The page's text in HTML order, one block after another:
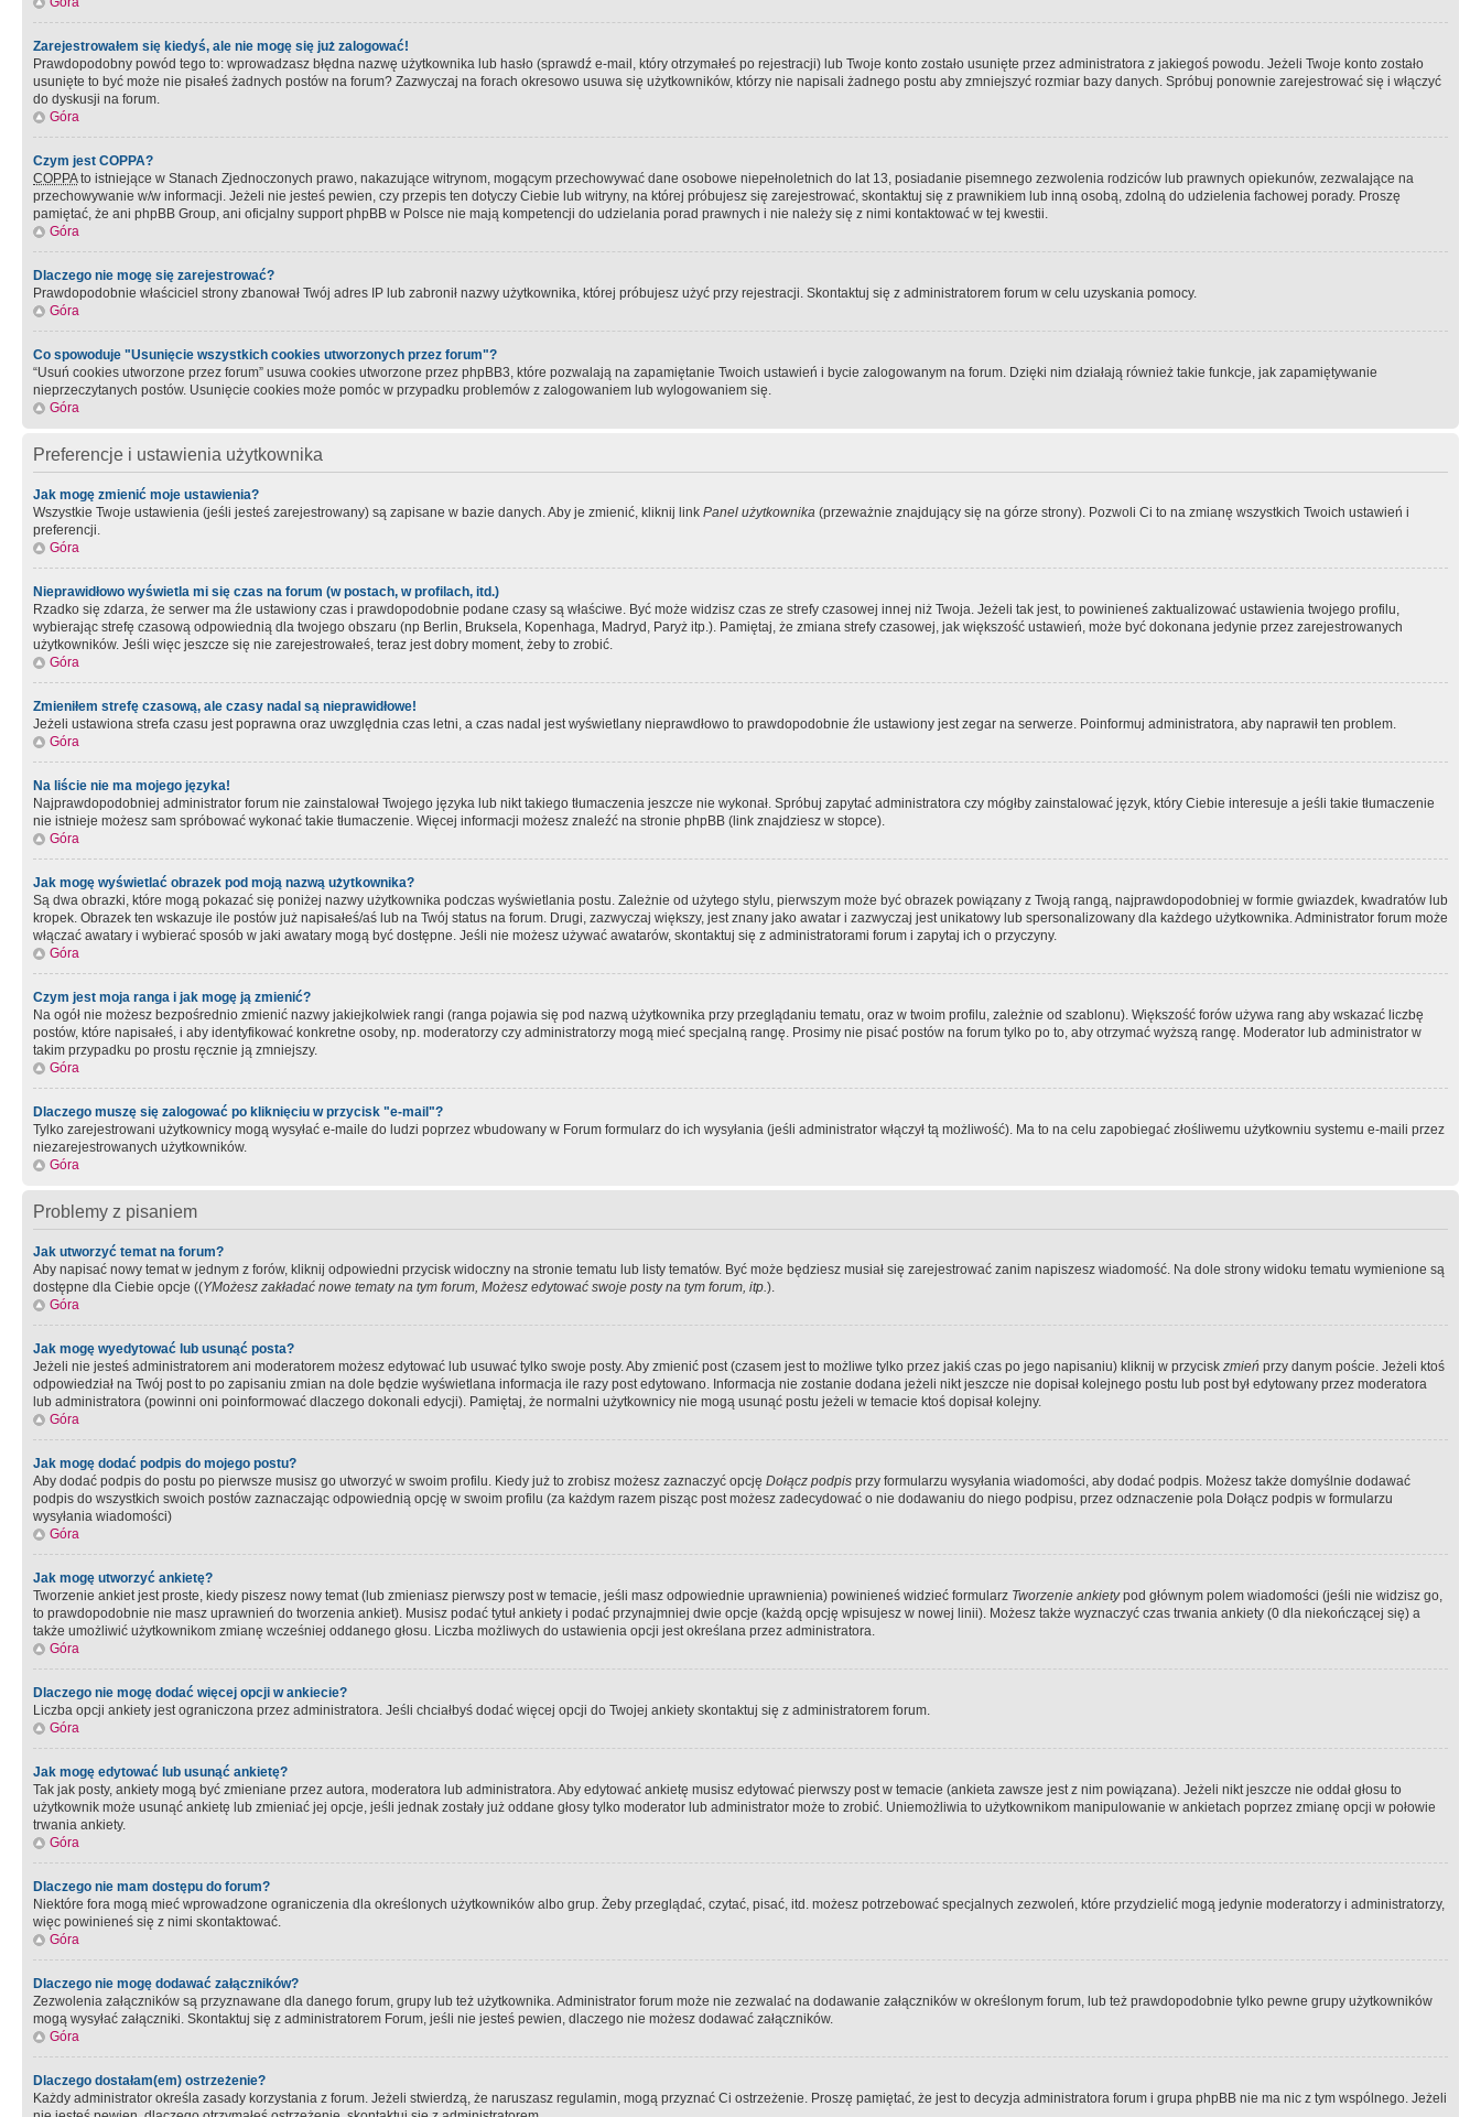
Zarejestrowałem się kiedyś, ale nie mogę się już zalogować!
Prawdopodobny powód tego to: wprowadzasz błędna nazwę użytkownika lub hasło (sprawdź e-mail, który otrzymałeś po rejestracji) lub Twoje konto zostało usunięte przez administratora z jakiegoś powodu. Jeżeli Twoje konto zostało
usunięte to być może nie pisałeś żadnych postów na forum? Zazwyczaj na forach okresowo usuwa się użytkowników, którzy nie napisali żadnego postu aby zmniejszyć rozmiar bazy danych. Spróbuj ponownie zarejestrować się i włączyć
do dyskusji na forum.
Góra
Czym jest COPPA?
COPPAto istniejące w Stanach Zjednoczonych prawo, nakazujące witrynom, mogącym przechowywać dane osobowe niepełnoletnich do lat 13, posiadanie pisemnego zezwolenia rodziców lub prawnych opiekunów, zezwalające na
przechowywanie w/w informacji. Jeżeli nie jesteś pewien, czy przepis ten dotyczy Ciebie lub witryny, na której próbujesz się zarejestrować, skontaktuj się z prawnikiem lub inną osobą, zdolną do udzielenia fachowej porady. Proszę
pamiętać, że ani phpBB Group, ani oficjalny support phpBB w Polsce nie mają kompetencji do udzielania porad prawnych i nie należy się z nimi kontaktować w tej kwestii.
Góra
Dlaczego nie mogę się zarejestrować?
Prawdopodobnie właściciel strony zbanował Twój adres IP lub zabronił nazwy użytkownika, której próbujesz użyć przy rejestracji. Skontaktuj się z administratorem forum w celu uzyskania pomocy.
Góra
Co spowoduje "Usunięcie wszystkich cookies utworzonych przez forum"?
“Usuń cookies utworzone przez forum” usuwa cookies utworzone przez phpBB3, które pozwalają na zapamiętanie Twoich ustawień i bycie zalogowanym na forum. Dzięki nim działają również takie funkcje, jak zapamiętywanie
nieprzeczytanych postów. Usunięcie cookies może pomóc w przypadku problemów z zalogowaniem lub wylogowaniem się.
Góra
Preferencje i ustawienia użytkownika
Jak mogę zmienić moje ustawienia?
Wszystkie Twoje ustawienia (jeśli jesteś zarejestrowany) są zapisane w bazie danych. Aby je zmienić, kliknij link Panel użytkownika (przeważnie znajdujący się na górze strony). Pozwoli Ci to na zmianę wszystkich Twoich ustawień i
preferencji.
Góra
Nieprawidłowo wyświetla mi się czas na forum (w postach, w profilach, itd.)
Rzadko się zdarza, że serwer ma źle ustawiony czas i prawdopodobnie podane czasy są właściwe. Być może widzisz czas ze strefy czasowej innej niż Twoja. Jeżeli tak jest, to powinieneś zaktualizować ustawienia twojego profilu,
wybierając strefę czasową odpowiednią dla twojego obszaru (np Berlin, Bruksela, Kopenhaga, Madryd, Paryż itp.). Pamiętaj, że zmiana strefy czasowej, jak większość ustawień, może być dokonana jedynie przez zarejestrowanych
użytkowników. Jeśli więc jeszcze się nie zarejestrowałeś, teraz jest dobry moment, żeby to zrobić.
Góra
Zmieniłem strefę czasową, ale czasy nadal są nieprawidłowe!
Jeżeli ustawiona strefa czasu jest poprawna oraz uwzględnia czas letni, a czas nadal jest wyświetlany nieprawdłowo to prawdopodobnie źle ustawiony jest zegar na serwerze. Poinformuj administratora, aby naprawił ten problem.
Góra
Na liście nie ma mojego języka!
Najprawdopodobniej administrator forum nie zainstalował Twojego języka lub nikt takiego tłumaczenia jeszcze nie wykonał. Spróbuj zapytać administratora czy mógłby zainstalować język, który Ciebie interesuje a jeśli takie tłumaczenie
nie istnieje możesz sam spróbować wykonać takie tłumaczenie. Więcej informacji możesz znaleźć na stronie phpBB (link znajdziesz w stopce).
Góra
Jak mogę wyświetlać obrazek pod moją nazwą użytkownika?
Są dwa obrazki, które mogą pokazać się poniżej nazwy użytkownika podczas wyświetlania postu. Zależnie od użytego stylu, pierwszym może być obrazek powiązany z Twoją rangą, najprawdopodobniej w formie gwiazdek, kwadratów lub
kropek. Obrazek ten wskazuje ile postów już napisałeś/aś lub na Twój status na forum. Drugi, zazwyczaj większy, jest znany jako awatar i zazwyczaj jest unikatowy lub spersonalizowany dla każdego użytkownika. Administrator forum może
włączać awatary i wybierać sposób w jaki awatary mogą być dostępne. Jeśli nie możesz używać awatarów, skontaktuj się z administratorami forum i zapytaj ich o przyczyny.
Góra
Czym jest moja ranga i jak mogę ją zmienić?
Na ogół nie możesz bezpośrednio zmienić nazwy jakiejkolwiek rangi (ranga pojawia się pod nazwą użytkownika przy przeglądaniu tematu, oraz w twoim profilu, zależnie od szablonu). Większość forów używa rang aby wskazać liczbę
postów, które napisałeś, i aby identyfikować konkretne osoby, np. moderatorzy czy administratorzy mogą mieć specjalną rangę. Prosimy nie pisać postów na forum tylko po to, aby otrzymać wyższą rangę. Moderator lub administrator w
takim przypadku po prostu ręcznie ją zmniejszy.
Góra
Dlaczego muszę się zalogować po kliknięciu w przycisk "e-mail"?
Tylko zarejestrowani użytkownicy mogą wysyłać e-maile do ludzi poprzez wbudowany w Forum formularz do ich wysyłania (jeśli administrator włączył tą możliwość). Ma to na celu zapobiegać złośliwemu użytkowniu systemu e-maili przez
niezarejestrowanych użytkowników.
Góra
Problemy z pisaniem
Jak utworzyć temat na forum?
Aby napisać nowy temat w jednym z forów, kliknij odpowiedni przycisk widoczny na stronie tematu lub listy tematów. Być może będziesz musiał się zarejestrować zanim napiszesz wiadomość. Na dole strony widoku tematu wymienione są
dostępne dla Ciebie opcje ((YMożesz zakładać nowe tematy na tym forum, Możesz edytować swoje posty na tym forum, itp.).
Góra
Jak mogę wyedytować lub usunąć posta?
Jeżeli nie jesteś administratorem ani moderatorem możesz edytować lub usuwać tylko swoje posty. Aby zmienić post (czasem jest to możliwe tylko przez jakiś czas po jego napisaniu) kliknij w przycisk zmień przy danym poście. Jeżeli ktoś
odpowiedział na Twój post to po zapisaniu zmian na dole będzie wyświetlana informacja ile razy post edytowano. Informacja nie zostanie dodana jeżeli nikt jeszcze nie dopisał kolejnego postu lub post był edytowany przez moderatora
lub administratora (powinni oni poinformować dlaczego dokonali edycji). Pamiętaj, że normalni użytkownicy nie mogą usunąć postu jeżeli w temacie ktoś dopisał kolejny.
Góra
Jak mogę dodać podpis do mojego postu?
Aby dodać podpis do postu po pierwsze musisz go utworzyć w swoim profilu. Kiedy już to zrobisz możesz zaznaczyć opcję Dołącz podpis przy formularzu wysyłania wiadomości, aby dodać podpis. Możesz także domyślnie dodawać
podpis do wszystkich swoich postów zaznaczając odpowiednią opcję w swoim profilu (za każdym razem pisząc post możesz zadecydować o nie dodawaniu do niego podpisu, przez odznaczenie pola Dołącz podpis w formularzu
wysyłania wiadomości)
Góra
Jak mogę utworzyć ankietę?
Tworzenie ankiet jest proste, kiedy piszesz nowy temat (lub zmieniasz pierwszy post w temacie, jeśli masz odpowiednie uprawnienia) powinieneś widzieć formularz Tworzenie ankietypod głównym polem wiadomości (jeśli nie widzisz go,
to prawdopodobnie nie masz uprawnień do tworzenia ankiet). Musisz podać tytuł ankiety i podać przynajmniej dwie opcje (każdą opcję wpisujesz w nowej linii). Możesz także wyznaczyć czas trwania ankiety (0 dla niekończącej się) a
także umożliwić użytkownikom zmianę wcześniej oddanego głosu. Liczba możliwych do ustawienia opcji jest określana przez administratora.
Góra
Dlaczego nie mogę dodać więcej opcji w ankiecie?
Liczba opcji ankiety jest ograniczona przez administratora. Jeśli chciałbyś dodać więcej opcji do Twojej ankiety skontaktuj się z administratorem forum.
Góra
Jak mogę edytować lub usunąć ankietę?
Tak jak posty, ankiety mogą być zmieniane przez autora, moderatora lub administratora. Aby edytować ankietę musisz edytować pierwszy post w temacie (ankieta zawsze jest z nim powiązana). Jeżeli nikt jeszcze nie oddał głosu to
użytkownik może usunąć ankietę lub zmieniać jej opcje, jeśli jednak zostały już oddane głosy tylko moderator lub administrator może to zrobić. Uniemożliwia to użytkownikom manipulowanie w ankietach poprzez zmianę opcji w połowie
trwania ankiety.
Góra
Dlaczego nie mam dostępu do forum?
Niektóre fora mogą mieć wprowadzone ograniczenia dla określonych użytkowników albo grup. Żeby przeglądać, czytać, pisać, itd. możesz potrzebować specjalnych zezwoleń, które przydzielić mogą jedynie moderatorzy i administratorzy,
więc powinieneś się z nimi skontaktować.
Góra
Dlaczego nie mogę dodawać załączników?
Zezwolenia załączników są przyznawane dla danego forum, grupy lub też użytkownika. Administrator forum może nie zezwalać na dodawanie załączników w określonym forum, lub też prawdopodobnie tylko pewne grupy użytkowników
mogą wysyłać załączniki. Skontaktuj się z administratorem Forum, jeśli nie jesteś pewien, dlaczego nie możesz dodawać załączników.
Góra
Dlaczego dostałam(em) ostrzeżenie?
Każdy administrator określa zasady korzystania z forum. Jeżeli stwierdzą, że naruszasz regulamin, mogą przyznać Ci ostrzeżenie. Proszę pamiętać, że jest to decyzja administratora forum i grupa phpBB nie ma nic z tym wspólnego. Jeżeli